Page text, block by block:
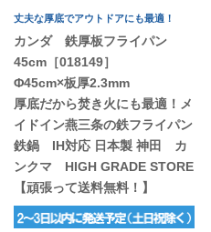
丈夫な厚底でアウトドアにも最適！
カンダ 鉄厚板フライパン
45cm［018149］
Φ45cm×板厚2.3mm
厚底だから焚き火にも最適！メ
イドイン燕三条の鉄フライパン
鉄鍋 IH対応 日本製 神田 カ
ンクマ HIGH GRADE STORE
【頑張って送料無料！】